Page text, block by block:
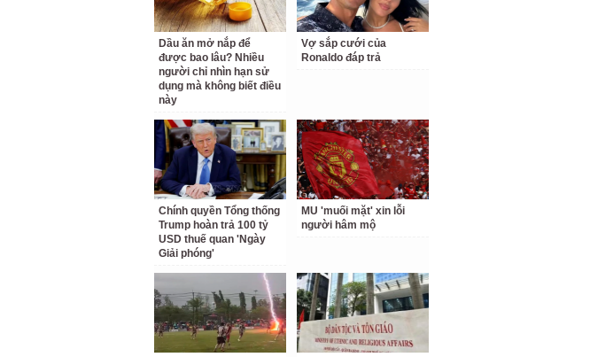
Dầu ăn mở nắp để
được bao lâu? Nhiều
người chỉ nhìn hạn sử
dụng mà không biết điều
này
Vợ sắp cưới của
Ronaldo đáp trả
Chính quyền Tổng thống
Trump hoàn trả 100 tỷ
USD thuế quan 'Ngày
Giải phóng'
MU 'muối mặt' xin lỗi
người hâm mộ